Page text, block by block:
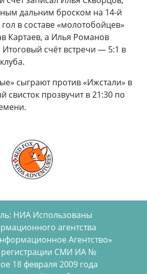
дальним броском на 14-й
в составе «молотобойцев»
Картаев, а Илья Романов
счёт встречи — 5:1 в
сыграют против «Ижстали» в
свисток прозвучит в 21:30 по
НИА Использованы
агентства
Агентство»
регистрации СМИ ИА №
18 февраля 2009 года